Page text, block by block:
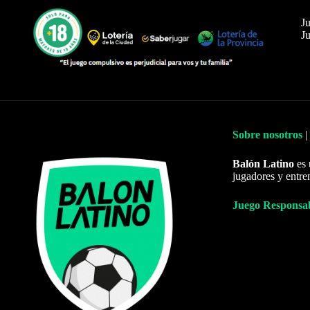
Sobre nosotros |
Balón Latino es
jugadores y
Juego